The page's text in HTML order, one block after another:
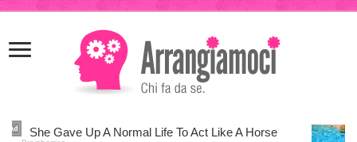
giriş
kingroyal